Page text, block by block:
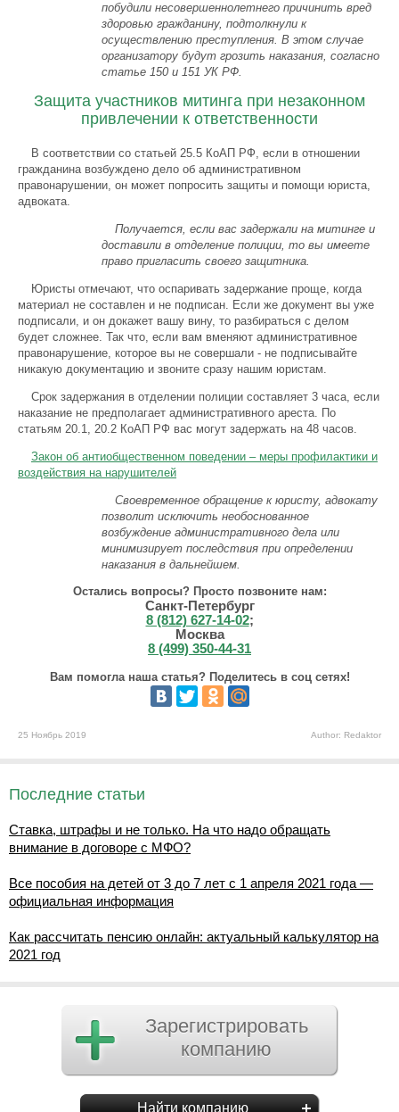
побудили несовершеннолетнего причинить вред
здоровью гражданину, подтолкнули к
осуществлению преступления. В этом случае
организатору будут грозить наказания, согласно
статье 150 и 151 УК РФ.
Защита участников митинга при незаконном
привлечении к ответственности
В соответствии со статьей 25.5 КоАП РФ, если в отношении
гражданина возбуждено дело об административном
правонарушении, он может попросить защиты и помощи юриста,
адвоката.
Получается, если вас задержали на митинге и
доставили в отделение полиции, то вы имеете
право пригласить своего защитника.
Юристы отмечают, что оспаривать задержание проще, когда
материал не составлен и не подписан. Если же документ вы уже
подписали, и он докажет вашу вину, то разбираться с делом
будет сложнее. Так что, если вам вменяют административное
правонарушение, которое вы не совершали - не подписывайте
никакую документацию и звоните сразу нашим юристам.
Срок задержания в отделении полиции составляет 3 часа, если
наказание не предполагает административного ареста. По
статьям 20.1, 20.2 КоАП РФ вас могут задержать на 48 часов.
Закон об антиобщественном поведении – меры профилактики и
воздействия на нарушителей
Своевременное обращение к юристу, адвокату
позволит исключить необоснованное
возбуждение административного дела или
минимизирует последствия при определении
наказания в дальнейшем.
Остались вопросы? Просто позвоните нам:
Санкт-Петербург
8 (812) 627-14-02;
Москва
8 (499) 350-44-31
Вам помогла наша статья? Поделитесь в соц сетях!
25 Ноябрь 2019 Author: Redaktor
Последние статьи
Ставка, штрафы и не только. На что надо обращать
внимание в договоре с МФО?
Все пособия на детей от 3 до 7 лет с 1 апреля 2021 года —
официальная информация
Как рассчитать пенсию онлайн: актуальный калькулятор на
2021 год
Зарегистрировать
компанию
Найти компанию